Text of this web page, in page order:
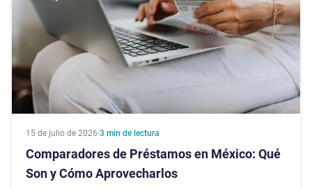
15 de julio de 2026·3 min de lectura
Comparadores de Préstamos en México: Qué
Son y Cómo Aprovecharlos